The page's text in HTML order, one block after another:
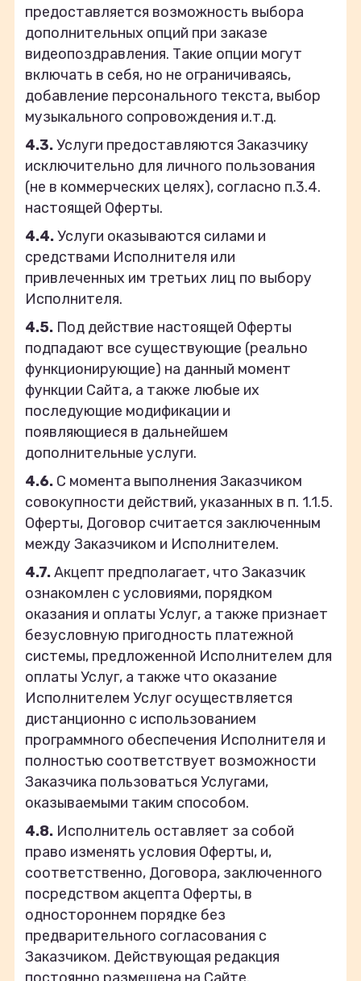
предоставляется возможность выбора
дополнительных опций при заказе
видеопоздравления. Такие опции могут
включать в себя, но не ограничиваясь,
добавление персонального текста, выбор
музыкального сопровождения и.т.д.
4.3.Услуги предоставляются Заказчику
исключительно для личного пользования
(не в коммерческих целях), согласно п.3.4.
настоящей Оферты.
4.4.Услуги оказываются силами и
средствами Исполнителя или
привлеченных им третьих лиц по выбору
Исполнителя.
4.5. Под действие настоящей Оферты
подпадают все существующие (реально
функционирующие) на данный момент
функции Сайта, а также любые их
последующие модификации и
появляющиеся в дальнейшем
дополнительные услуги.
4.6. С момента выполнения Заказчиком
совокупности действий, указанных в п. 1.1.5.
Оферты, Договор считается заключенным
между Заказчиком и Исполнителем.
4.7.Акцепт предполагает, что Заказчик
ознакомлен с условиями, порядком
оказания и оплаты Услуг, а также признает
безусловную пригодность платежной
системы, предложенной Исполнителем для
оплаты Услуг, а также что оказание
Исполнителем Услуг осуществляется
дистанционно с использованием
программного обеспечения Исполнителя и
полностью соответствует возможности
Заказчика пользоваться Услугами,
оказываемыми таким способом.
4.8. Исполнитель оставляет за собой
право изменять условия Оферты, и,
соответственно, Договора, заключенного
посредством акцепта Оферты, в
одностороннем порядке без
предварительного согласования с
Заказчиком. Действующая редакция
постоянно размещена на Сайте.